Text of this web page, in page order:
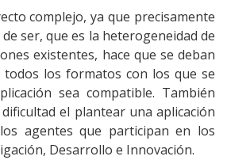
complejo, ya que precisamente
ser, que es la heterogeneidad de
existentes, hace que se deban
los formatos con los que se
sea compatible. También
el plantear una aplicación
agentes que participan en los
Desarrollo e Innovación.